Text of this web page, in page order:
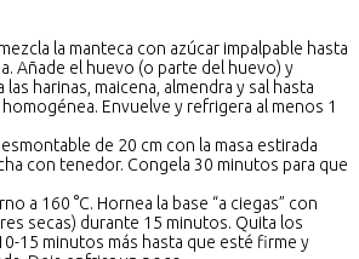
la manteca con azúcar impalpable hasta
Añade el huevo (o parte del huevo) y
harinas, maicena, almendra y sal hasta
Envuelve y refrigera al menos 1
de 20 cm con la masa estirada
con tenedor. Congela 30 minutos para que
a 160 °C. Hornea la base “a ciegas” con
secas) durante 15 minutos. Quita los
15 minutos más hasta que esté firme y